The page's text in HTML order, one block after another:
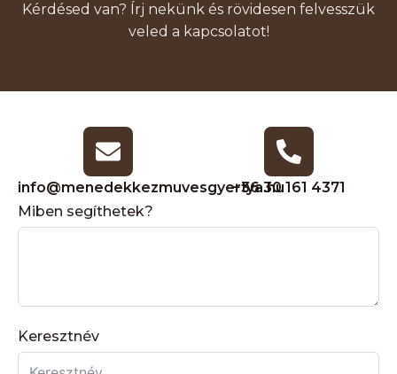
Kérdésed van? Írj nekünk és rövidesen felvesszük
veled a kapcsolatot!
Miben segíthetek?
Keresztnév
info@menedekkezmuvesgyertya.hu+36 30 161 4371